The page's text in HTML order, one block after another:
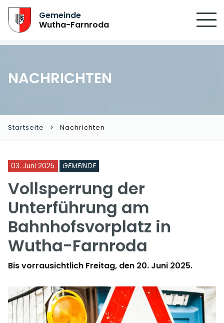
Gemeinde
Wutha-Farnroda
NACHRICHTEN
Startseite Nachrichten
03. Juni 2025 GEMEINDE
Vollsperrung der
Unterführung am
Bahnhofsvorplatz in
Wutha-Farnroda
Bis vorrausichtlich Freitag, den 20. Juni 2025.